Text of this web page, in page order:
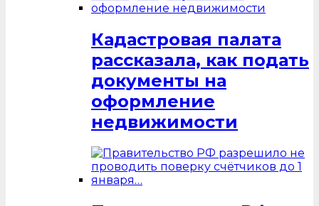
Кадастровая палата
рассказала, как подать
документы на
оформление
недвижимости